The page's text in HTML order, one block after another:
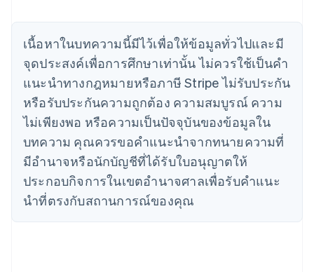
เนื้อหาในบทความนี้มีไว้เพื่อให้ข้อมูลทั่วไปและมี
จุดประสงค์เพื่อการศึกษาเท่านั้น ไม่ควรใช้เป็นคํา
แนะนําทางกฎหมายหรือภาษี Stripe ไม่รับประกัน
หรือรับประกันความถูกต้อง ความสมบูรณ์ ความ
ไม่เพียงพอ หรือความเป็นปัจจุบันของข้อมูลใน
บทความ คุณควรขอคําแนะนําจากทนายความที่
มีอํานาจหรือนักบัญชีที่ได้รับใบอนุญาตให้
ประกอบกิจการในเขตอํานาจศาลเพื่อรับคําแนะ
นําที่ตรงกับสถานการณ์ของคุณ
แคนาดา
Français
โครเอเชีย
EnglishItaliano
จีนแผ่นดินใหญ่
简体中文 English
ไซปรัส
English
日本語English
เดนมาร์ก
English
ไทย
ไทยEnglish